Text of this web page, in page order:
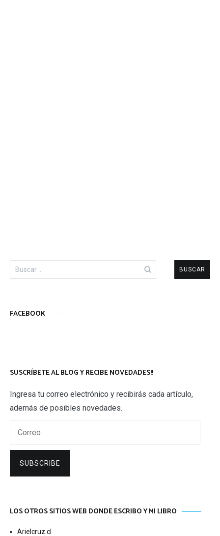
Buscar:
FACEBOOK
SUSCRÍBETE AL BLOG Y RECIBE NOVEDADES!!
Ingresa tu correo electrónico y recibirás cada artículo,
además de posibles novedades.
SUBSCRIBE
LOS OTROS SITIOS WEB DONDE ESCRIBO Y MI LIBRO
Arielcruz.cl